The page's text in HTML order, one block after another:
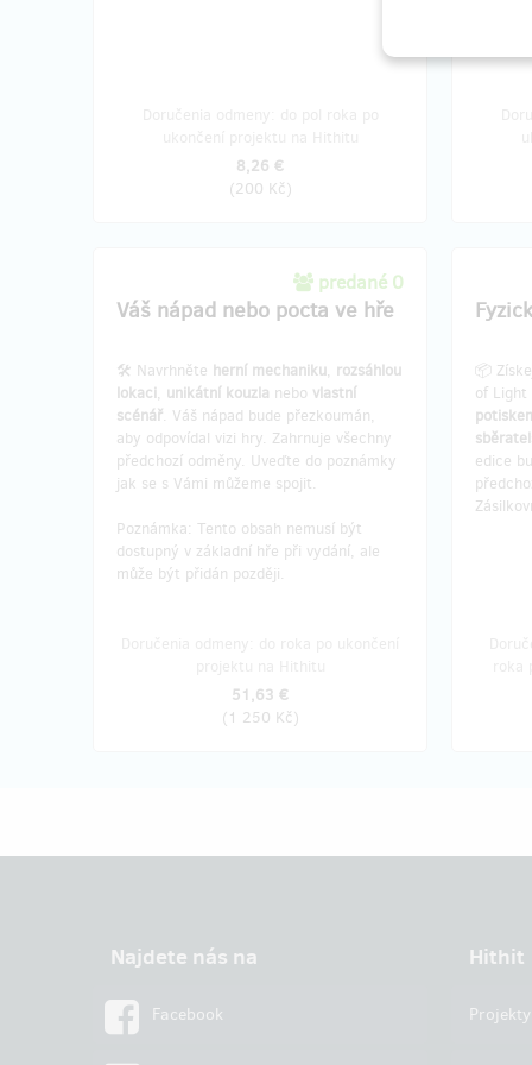
8,26 €
(200 Kč)
predané 0
Váš nápad nebo pocta ve hře
🛠 Navrhněte herní mechaniku, rozsáhlou
lokaci, unikátní kouzla nebo vlastní
scénář. Váš nápad bude přezkoumán,
aby odpovídal vizi hry. Zahrnuje všechny
předchozí odměny. Uveďte do poznámky
jak se s Vámi můžeme spojit.
Poznámka: Tento obsah nemusí být
dostupný v základní hře při vydání, ale
může být přidán později.
51,63 €
(1 250 Kč)
📦
of Light
edice
Najdete nás na
Facebook
Hithit
Projekty